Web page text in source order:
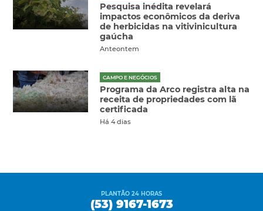
Pesquisa inédita revelará
impactos econômicos da deriva
de herbicidas na vitivinicultura
gaúcha
Anteontem
CAMPO E NEGÓCIOS
Programa da Arco registra alta na
receita de propriedades com lã
certificada
Há 4 dias
PLANTÃO 24 HORAS
(53) 9167-1673